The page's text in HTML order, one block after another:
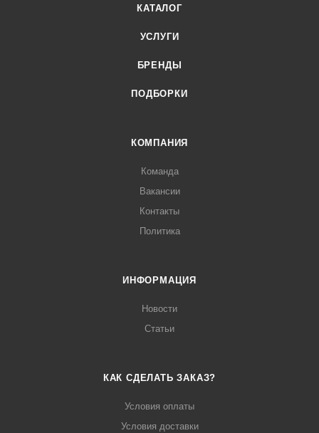
КАТАЛОГ
УСЛУГИ
БРЕНДЫ
ПОДБОРКИ
КОМПАНИЯ
Команда
Вакансии
Контакты
Политика
ИНФОРМАЦИЯ
Новости
Статьи
КАК СДЕЛАТЬ ЗАКАЗ?
Условия оплаты
Условия доставки